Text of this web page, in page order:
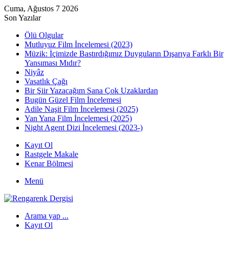
Cuma, Ağustos 7 2026
Son Yazılar
Ölü Olgular
Mutluyuz Film İncelemesi (2023)
Müzik: İçimizde Bastırdığımız Duyguların Dışarıya Farklı Bir
Yansıması Mıdır?
Niyâz
Vasatlık Çağı
Bir Şiir Yazacağım Sana Çok Uzaklardan
Bugün Güzel Film İncelemesi
Adile Naşit Film İncelemesi (2025)
Yan Yana Film İncelemesi (2025)
Night Agent Dizi İncelemesi (2023-)
Kayıt Ol
Rastgele Makale
Kenar Bölmesi
Menü
Arama yap ...
Kayıt Ol